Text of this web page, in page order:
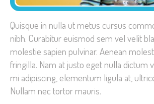
Quisque in nulla ut metus cursus
nibh. Curabitur euismod sem vel velit
molestie sapien pulvinar. Aenean
fringilla. Nam at justo eget nulla dictum
mi adipiscing, elementum ligula at,
Nullam nec tortor mauris.